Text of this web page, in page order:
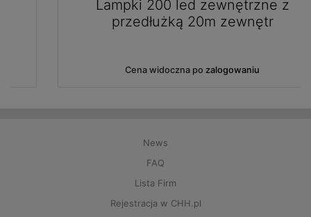
Lampki 200 led zewnętrzne z
przedłużką 20m zewnętr
Cena widoczna pozalogowaniu
News
FAQ
Lista Firm
Rejestracja w CHH.pl